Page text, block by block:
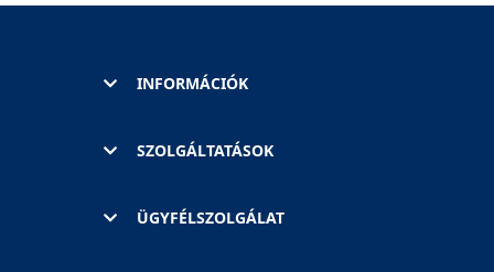
INFORMÁCIÓK
SZOLGÁLTATÁSOK
ÜGYFÉLSZOLGÁLAT